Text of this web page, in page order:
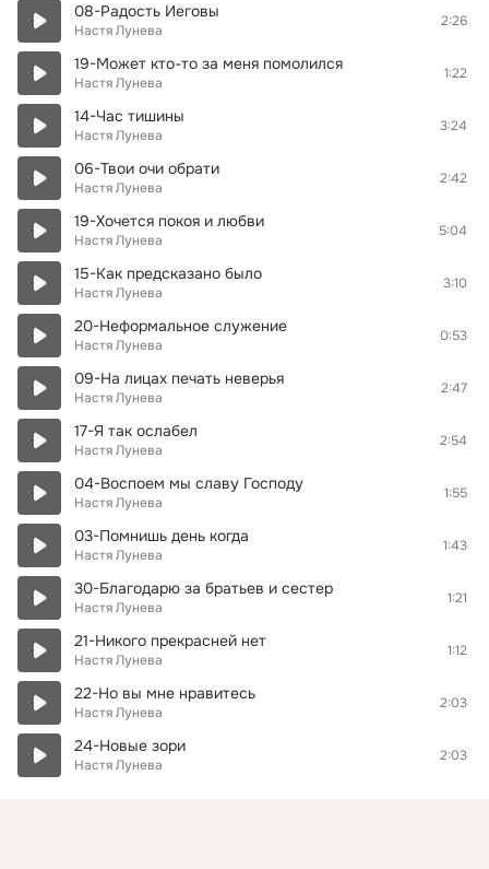
08-Радость Иеговы
Настя Лунева
2:26
19-Может кто-то за меня помолился
Настя Лунева
1:22
14-Час тишины
Настя Лунева
3:24
06-Твои очи обрати
Настя Лунева
2:42
19-Хочется покоя и любви
Настя Лунева
5:04
15-Как предсказано было
Настя Лунева
3:10
20-Неформальное служение
Настя Лунева
0:53
09-На лицах печать неверья
Настя Лунева
2:47
17-Я так ослабел
Настя Лунева
2:54
04-Воспоем мы славу Господу
Настя Лунева
1:55
03-Помнишь день когда
Настя Лунева
1:43
30-Благодарю за братьев и сестер
Настя Лунева
1:21
21-Никого прекрасней нет
Настя Лунева
1:12
22-Но вы мне нравитесь
Настя Лунева
2:03
24-Новые зори
Настя Лунева
2:03